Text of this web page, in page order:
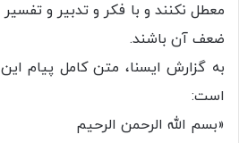
معطل نکنند و با فکر و تدبیر و
ضعف آن باشند.
به گزارش ایسنا، متن کامل پیام
است:
«بسم الله الرحمن الرحیم